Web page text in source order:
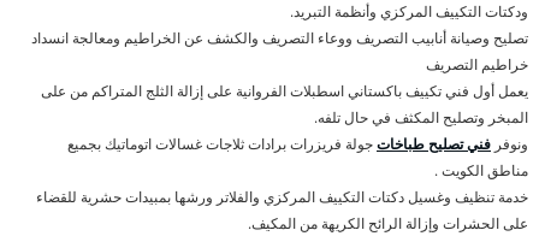
ودكتات التكييف المركزي وأنظمة التبريد.
تصليح وصيانة أنابيب التصريف ووعاء التصريف والكشف عن الخراطيم ومعالجة انسداد
خراطيم التصريف
يعمل أول فني تكييف باكستاني اسطبلات الفروانية على إزالة الثلج المتراكم من على
المبخر وتصليح المكثف في حال تلفه.
ونوفر فني تصليح طباخاتجولة فريزرات برادات ثلاجات غسالات اتوماتيك بجميع
مناطق الكويت .
خدمة تنظيف وغسيل دكتات التكييف المركزي والفلاتر ورشها بمبيدات حشرية للقضاء
على الحشرات وإزالة الرائح الكريهة من المكيف.